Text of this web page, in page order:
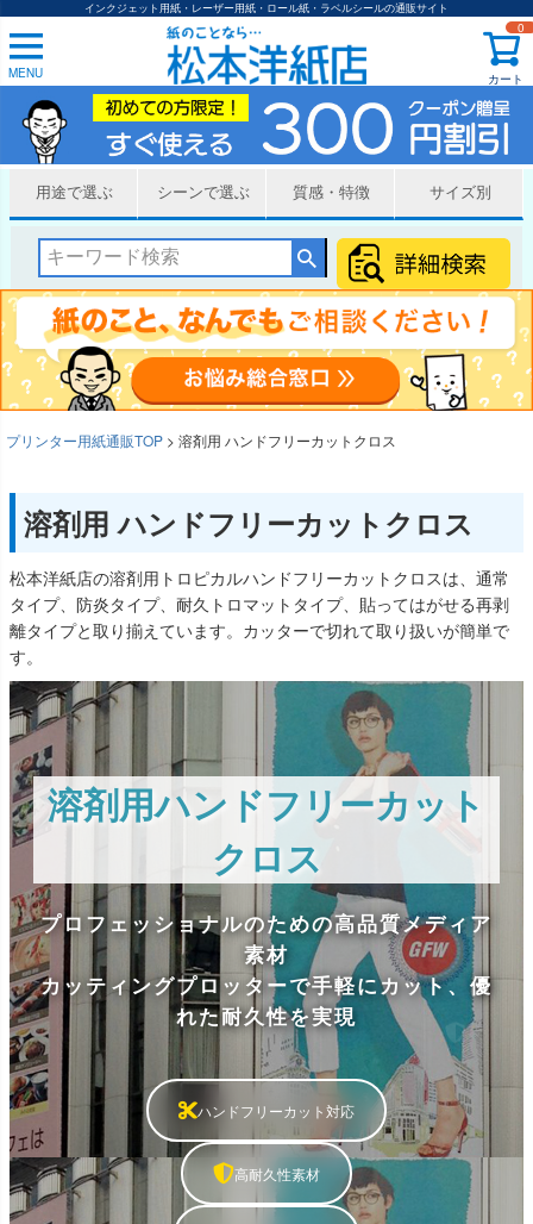
インクジェット用紙・レーザー用紙・ロール紙・ラベルシールの通販サイト
MENU カート
0
用途で選ぶ シーンで選ぶ 質感・特徴 サイズ別
プリンター用紙通販TOP 溶剤用 ハンドフリーカットクロス
溶剤用 ハンドフリーカットクロス
松本洋紙店の溶剤用トロピカルハンドフリーカットクロスは、通常
タイプ、防炎タイプ、耐久トロマットタイプ、貼ってはがせる再剥
離タイプと取り揃えています。カッターで切れて取り扱いが簡単で
す。
溶剤用ハンドフリーカット
クロス
プロフェッショナルのための高品質メディア
素材
カッティングプロッターで手軽にカット、優
れた耐久性を実現
ハンドフリーカット対応
高耐久性素材